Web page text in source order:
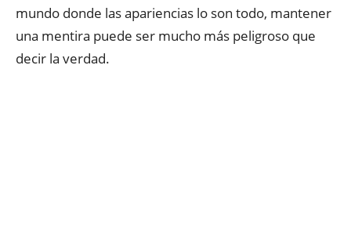
mundo donde las apariencias lo son todo, mantener
una mentira puede ser mucho más peligroso que
decir la verdad.